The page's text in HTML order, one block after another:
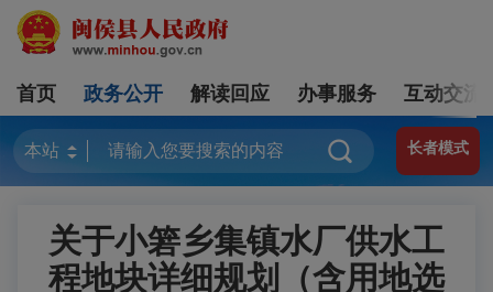
首页 政务公开 解读回应 办事服务 互动交流
长者模式
关于小箬乡集镇水厂供水工
程地块详细规划（含用地选